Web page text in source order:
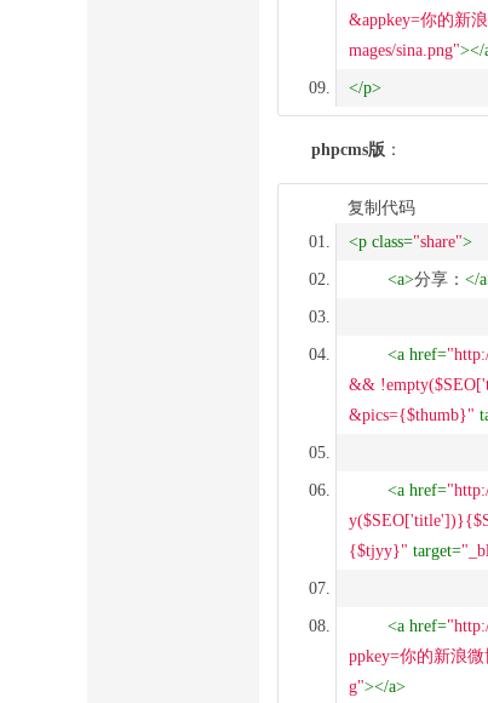
&appkey=你的新
mages/sina.png"></
</p>
phpcms版 ：
复制代码
<p class="share">
<a>分享： </a
<a href=
&&
&pics={$thumb}"
<a href=
{$tjyy}" target=
<a href=
ppkey=你的新浪微
g"></a>